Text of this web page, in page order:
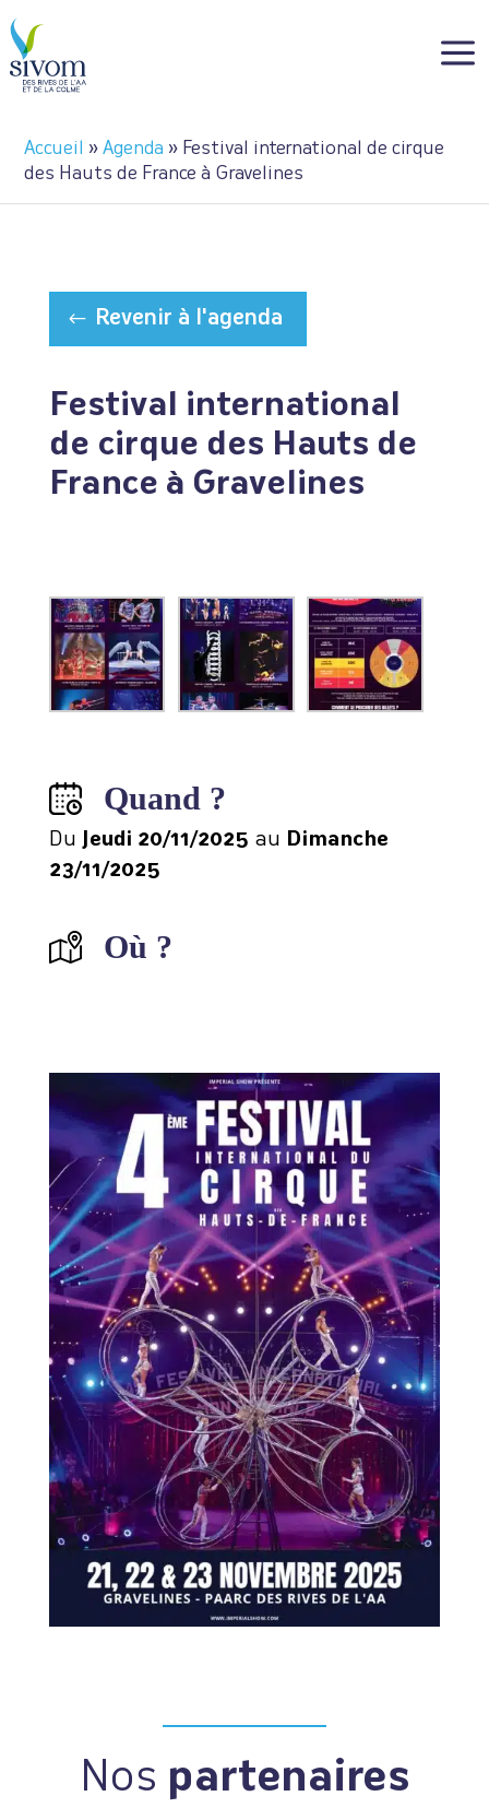
a
Accueil »Agenda » Festival international de cirque
des Hauts de France à Gravelines
Revenir à l'agenda
Festival international
de cirque des Hauts de
France à Gravelines
Quand ?
Du Jeudi 20/11/2025 au Dimanche
23/11/2025
Où ?
Nos partenaires